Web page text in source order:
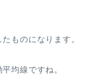
ものになります。
均線ですね。